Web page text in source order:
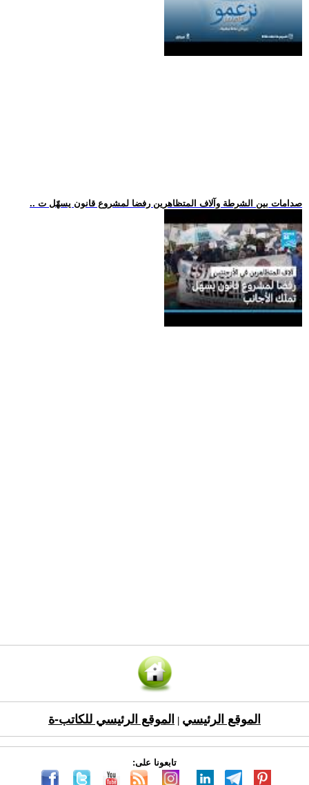
.. صدامات بين الشرطة وآلاف المتظاهرين رفضا لمشروع قانون يسهّل ت
الموقع الرئيسي الموقع الرئيسي للكاتب-ة
تابعونا على: